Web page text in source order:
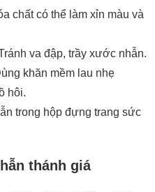
chất có thể làm xỉn màu và
va đập, trầy xước nhẫn.
khăn mềm lau nhẹ
hôi.
trong hộp đựng trang sức
thánh giá